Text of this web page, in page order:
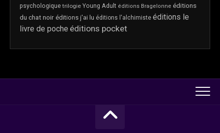
psychologique trilogie Young Adult éditions Bragelonne éditions
du chat noir éditions j'ai lu éditions l'alchimiste éditions le
livre de poche éditions pocket